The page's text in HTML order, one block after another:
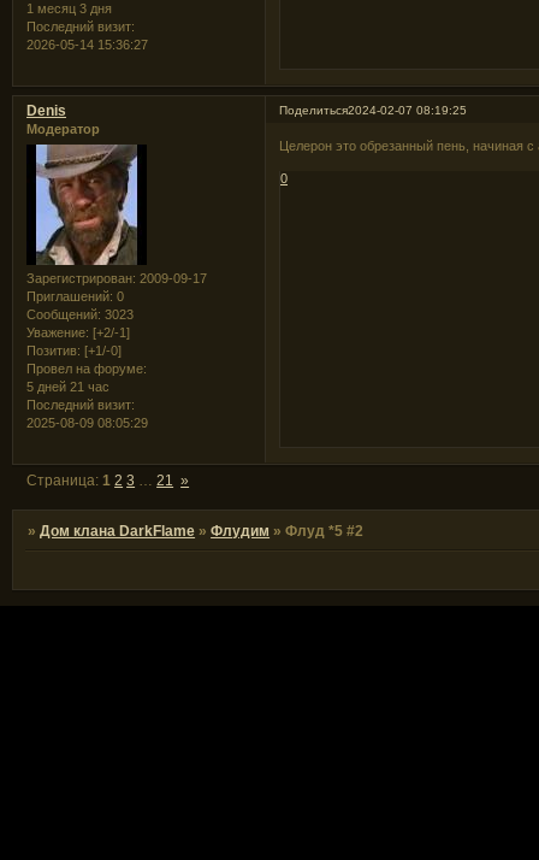
1 месяц 3 дня
Последний визит:
2026-05-14 15:36:27
Поделиться2024-02-07 08:19:25
Denis
Модератор
Зарегистрирован: 2009-09-17
Приглашений: 0
Сообщений: 3023
Уважение: [+2/-1]
Позитив: [+1/-0]
Провел на форуме:
5 дней 21 час
Последний визит:
2025-08-09 08:05:29
Целерон это обрезанный пень, начиная
0
Страница:1 2 3 … 21 »
»Дом клана DarkFlame »Флудим »Флуд *5 #2